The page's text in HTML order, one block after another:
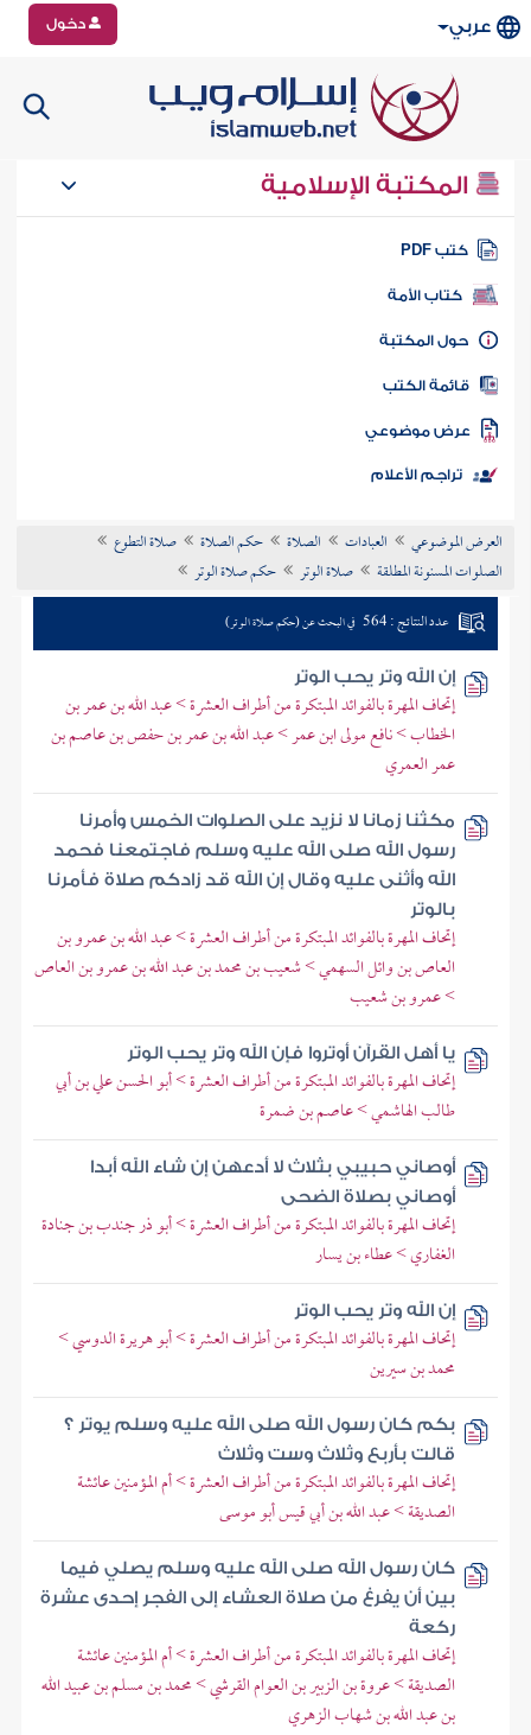
عربي دخول
المكتبة الإسلامية
كتب PDF
كتاب الأمة
المكتبة
الكتب
موضوعي
تراجم الأعلام
العرض الموضوعي العبادات الصلاة حكم الصلاة
صلاة التطوع
الصلوات المسنونة المطلقة
صلاة الوتر حكم صلاة الوتر
عدد النتائج : 564 في البحث عن (حكم صلاة الوتر)
إن الله وتر يحب الوتر
إتحاف المهرة بالفوائد المبتكرة من أطراف العشرة > عبد الله بن عمر بن
الخطاب > نافع مولى ابن عمر > عبد الله بن عمر بن حفص بن عاصم بن
عمر العمري
مكثنا زمانا لا نزيد على الصلوات الخمس وأمرنا
رسول الله صلى الله عليه وسلم فاجتمعنا فحمد
الله وأثنى عليه وقال إن الله قد زادكم صلاة فأمرنا
بالوتر
إتحاف المهرة بالفوائد المبتكرة من أطراف العشرة > عبد الله بن عمرو بن
العاص بن وائل السهمي > شعيب بن محمد بن عبد الله بن عمرو بن العاص
> عمرو بن شعيب
يا أهل القرآن أوتروا فإن الله وتر يحب الوتر
إتحاف المهرة بالفوائد المبتكرة من أطراف العشرة > أبو الحسن علي بن أبي
طالب الهاشمي > عاصم بن ضمرة
أوصاني حبيبي بثلاث لا أدعهن إن شاء الله أبدا
أوصاني بصلاة الضحى
إتحاف المهرة بالفوائد المبتكرة من أطراف العشرة > أبو ذر جندب بن جنادة
الغفاري > عطاء بن يسار
إن الله وتر يحب الوتر
إتحاف المهرة بالفوائد المبتكرة من أطراف العشرة > أبو هريرة الدوسي >
محمد بن سيرين
بكم كان رسول الله صلى الله عليه وسلم يوتر ؟
قالت بأربع وثلاث وست وثلاث
إتحاف المهرة بالفوائد المبتكرة من أطراف العشرة > أم المؤمنين عائشة
الصديقة > عبد الله بن أبي قيس أبو موسى
كان رسول الله صلى الله عليه وسلم يصلي فيما
بين أن يفرغ من صلاة العشاء إلى الفجر إحدى عشرة
ركعة
إتحاف المهرة بالفوائد المبتكرة من أطراف العشرة > أم المؤمنين عائشة
الصديقة > عروة بن الزبير بن العوام القرشي > محمد بن مسلم بن عبيد الله
بن عبد الله بن شهاب الزهري